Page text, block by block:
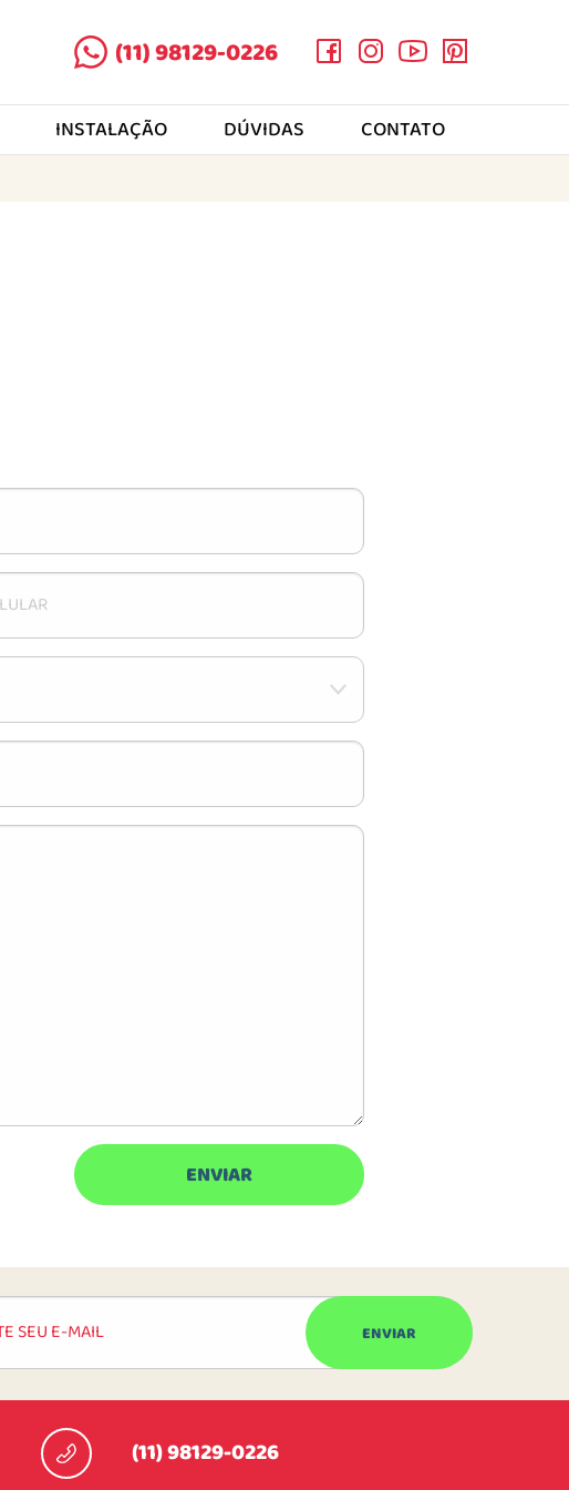
(11) 98129-0226
INSTALAÇÃO DÚVIDAS CONTATO
(11) 98129-0226